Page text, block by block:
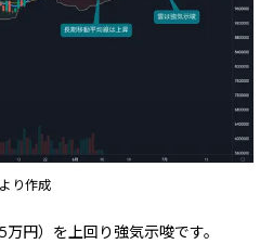
り作成
円）を上回り強気示唆です。